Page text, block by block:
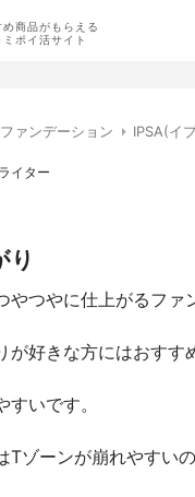
め商品がもらえる
ミポイ活サイト
ファンデーション IPSA(イ
イター
り
やつやに仕上がるファ
が好きな方にはおすす
いです。
Tゾーンが崩れやすい